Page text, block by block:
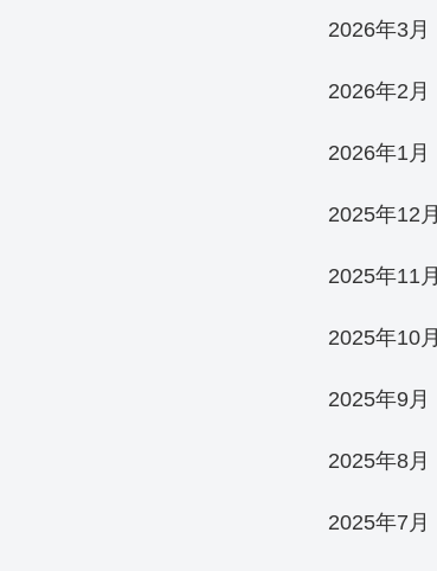
2026年3月
2026年2月
2026年1月
2025年12月
2025年11月
2025年10月
2025年9月
2025年8月
2025年7月